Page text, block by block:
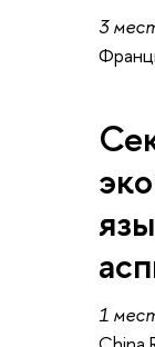
3
1